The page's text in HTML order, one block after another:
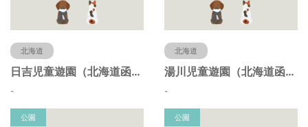
北海道
日吉児童遊園（北海道函館市）
-
北海道
湯川児童遊園（北海道函館市）
-
公園 公園